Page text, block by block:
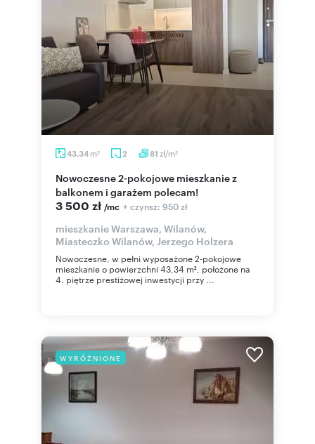
43,34 m2 2 81 zł/m2
Nowoczesne 2-pokojowe mieszkanie z
balkonem i garażem polecam!
3 500 zł /mc + czynsz: 950 zł
mieszkanie Warszawa, Wilanów,
Miasteczko Wilanów, Jerzego Holzera
Nowoczesne, w pełni wyposażone 2-pokojowe
mieszkanie o powierzchni 43,34 m², położone na
4. piętrze prestiżowej inwestycji przy ...
WYRÓŻNIONE